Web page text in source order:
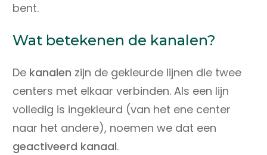
bent.
Wat betekenen de kanalen?
De kanalen zijn de gekleurde lijnen die twee
centers met elkaar verbinden. Als een lijn
volledig is ingekleurd (van het ene center
naar het andere), noemen we dat een
geactiveerd kanaal.